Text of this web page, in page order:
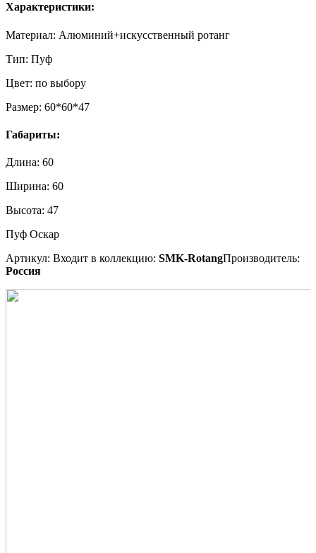
Характеристики:
Материал: Алюминий+искусственный ротанг
Тип: Пуф
Цвет: по выбору
Размер: 60*60*47
Габариты:
Длина: 60
Ширина: 60
Высота: 47
Пуф Оскар
Артикул: Входит в коллекцию: SMK-RotangПроизводитель:
Россия